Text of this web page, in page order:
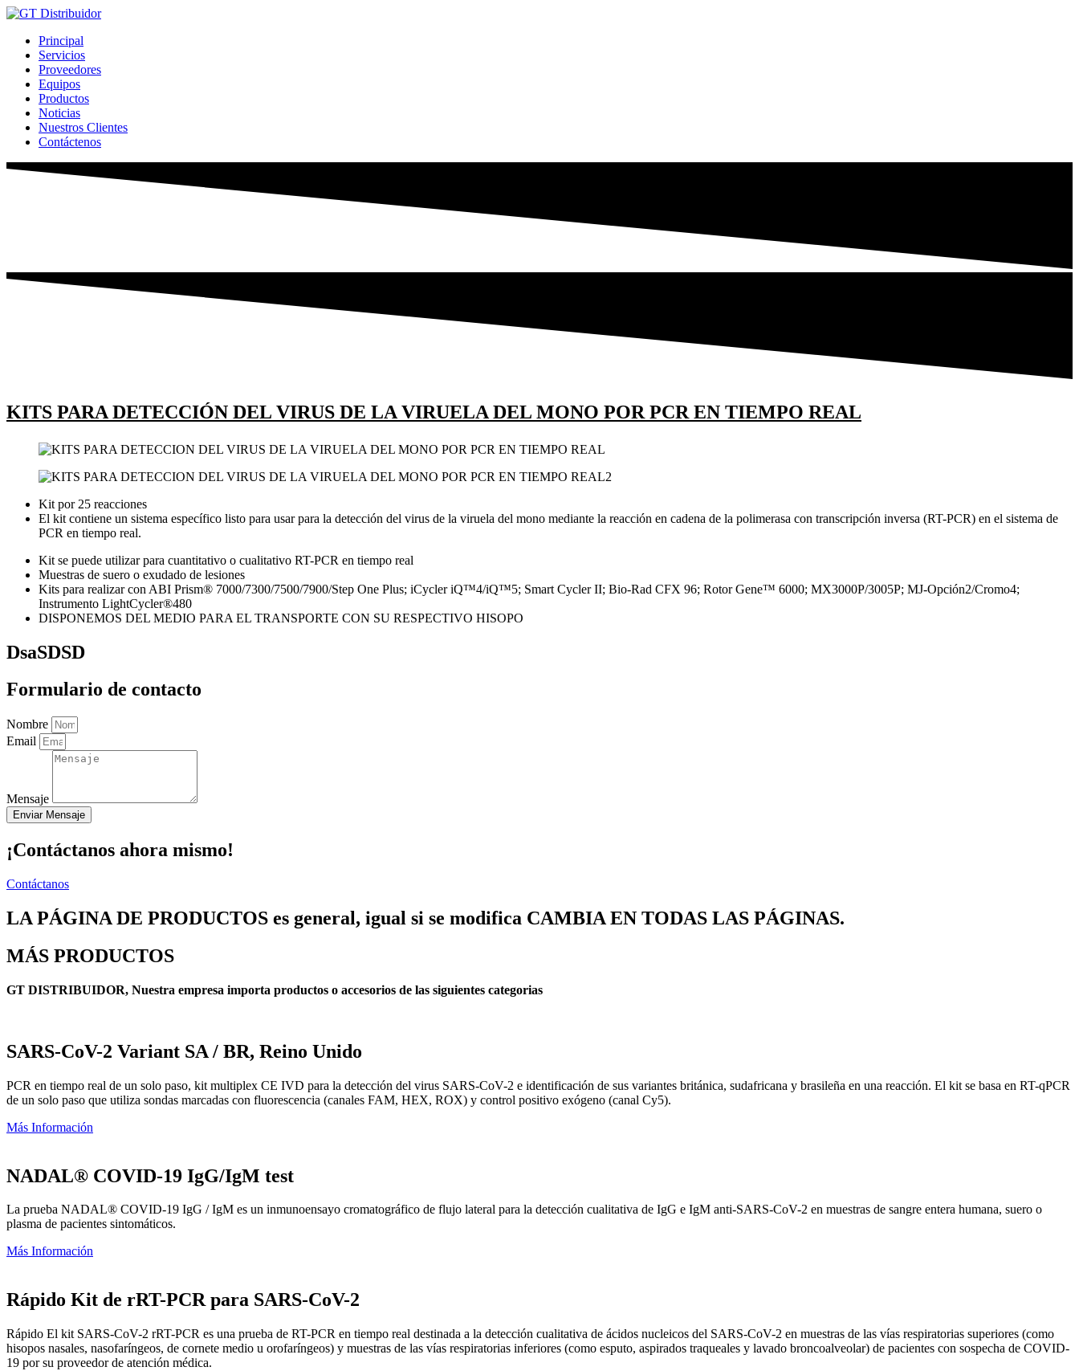
Ir
contenidoPrincipal
Servicios
Proveedores
Equipos
Productos
Noticias
Nuestros Clientes
Contáctenos
KITS PARA DETECCIÓN DEL VIRUS DE LA VIRUELA DEL MONO POR PCR EN TIEMPO REAL
Kit por 25 reacciones
El kit contiene un sistema específico listo para usar para la detección del virus de la viruela del mono mediante la reacción en cadena de la polimerasa con transcripción inversa (RT-PCR) en el sistema de
PCR en tiempo real.
Kit se puede utilizar para cuantitativo o cualitativo RT-PCR en tiempo real
Muestras de suero o exudado de lesiones
Kits para realizar con ABI Prism® 7000/7300/7500/7900/Step One Plus; iCycler iQ™4/iQ™5; Smart Cycler II; Bio-Rad CFX 96; Rotor Gene™ 6000; MX3000P/3005P; MJ-Opción2/Cromo4;
Instrumento LightCycler®480
DISPONEMOS DEL MEDIO PARA EL TRANSPORTE CON SU RESPECTIVO HISOPO
DsaSDSD
Formulario de contacto
Nombre
Email
Mensaje
Enviar Mensaje
¡Contáctanos ahora mismo!
Contáctanos
LA PÁGINA DE PRODUCTOS es general, igual si se modifica CAMBIA EN TODAS LAS PÁGINAS.
MÁS PRODUCTOS
GT DISTRIBUIDOR, Nuestra empresa importa productos o accesorios de las siguientes categorias
SARS-CoV-2 Variant SA / BR, Reino Unido
PCR en tiempo real de un solo paso, kit multiplex CE IVD para la detección del virus SARS-CoV-2 e identificación de sus variantes británica, sudafricana y brasileña en una reacción. El kit se basa en RT-qPCR
de un solo paso que utiliza sondas marcadas con fluorescencia (canales FAM, HEX, ROX) y control positivo exógeno (canal Cy5).
Más Información
NADAL® COVID-19 IgG/IgM test
La prueba NADAL® COVID-19 IgG / IgM es un inmunoensayo cromatográfico de flujo lateral para la detección cualitativa de IgG e IgM anti-SARS-CoV-2 en muestras de sangre entera humana, suero o
plasma de pacientes sintomáticos.
Más Información
Rápido Kit de rRT-PCR para SARS-CoV-2
Rápido El kit SARS-CoV-2 rRT-PCR es una prueba de RT-PCR en tiempo real destinada a la detección cualitativa de ácidos nucleicos del SARS-CoV-2 en muestras de las vías respiratorias superiores (como
hisopos nasales, nasofaríngeos, de cornete medio u orofaríngeos) y muestras de las vías respiratorias inferiores (como esputo, aspirados traqueales y lavado broncoalveolar) de pacientes con sospecha de COVID-
19 por su proveedor de atención médica.